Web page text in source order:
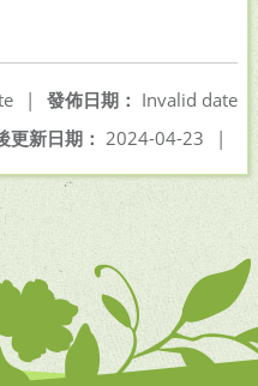
發佈日期： Invalid date
|
更新日期： 2024-04-23 |